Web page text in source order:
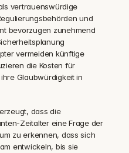
vertrauenswürdige
und
bevorzugen zunehmend
vermeiden künftige
die Kosten für
Glaubwürdigkeit in
dass die
Zeitalter eine Frage der
zu erkennen, dass sich
entwickeln, bis sie